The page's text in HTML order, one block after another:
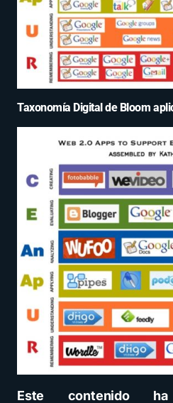
Taxonomía Digital de Bloom
Este contenido